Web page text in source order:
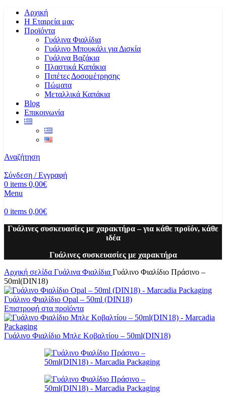
Αρχική
Η Εταιρεία μας
Προϊόντα
Γυάλινα Φιαλίδια
Γυάλινο Μπουκάλι για Δισκία
Γυάλινα Βαζάκια
Πλαστικά Καπάκια
Πιπέτες Δοσομέτρησης
Πώματα
Μεταλλικά Καπάκια
Blog
Επικοινωνία
Αναζήτηση
Σύνδεση / Εγγραφή
0 items 0,00€
Menu
0 items 0,00€
Γυάλινες συσκευασίες με χαρακτήρα – για κάθε προϊόν, κάθε
ιδέα
Γυάλινες συσκευασίες με χαρακτήρα
Αρχική σελίδα Γυάλινα Φιαλίδια Γυάλινο Φιαλίδιο Πράσινο –
50ml(DIN18)
Γυάλινο Φιαλίδιο Opal – 50ml (DIN18)
Επιστροφή στα προϊόντα
Γυάλινο Φιαλίδιο Μπλε Κοβαλτίου – 50ml(DIN18)